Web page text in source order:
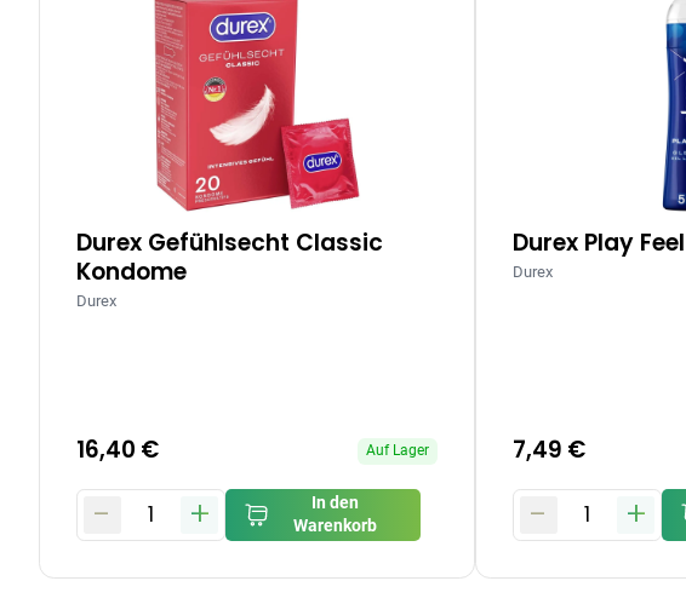
Durex Gefühlsecht Classic
Kondome
Durex
16,40 € Auf Lager
- 1 +
In den
Warenkorb
Durex Play
Durex
7,49 €
- 1 +